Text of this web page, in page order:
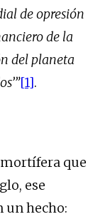
de opresión
de la
del planeta
[1].
que
ese
un hecho: